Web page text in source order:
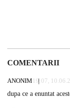
COMENTARII
ANONIM 19:07,
dupa ce a enuntat